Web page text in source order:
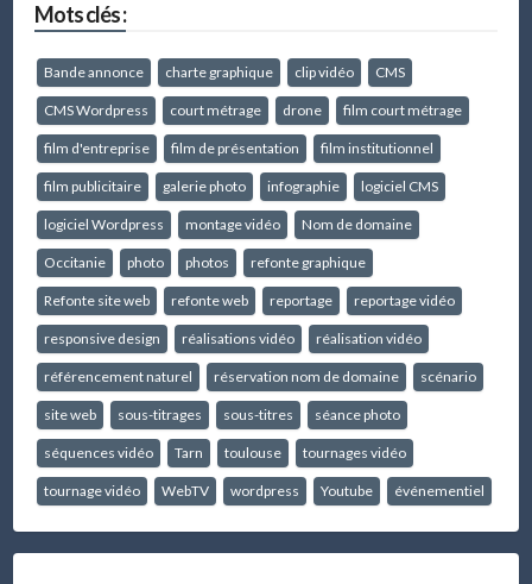
Mots clés :
Bande annonce charte graphique clip vidéo CMS
CMS Wordpress court métrage drone film court métrage
film d'entreprise film de présentation film institutionnel
film publicitaire galerie photo infographie logiciel CMS
logiciel Wordpress montage vidéo Nom de domaine
Occitanie photo photos refonte graphique
Refonte site web refonte web reportage reportage vidéo
responsive design réalisations vidéo réalisation vidéo
référencement naturel réservation nom de domaine scénario
site web sous-titrages sous-titres séance photo
séquences vidéo Tarn toulouse tournages vidéo
tournage vidéo WebTV wordpress Youtube événementiel